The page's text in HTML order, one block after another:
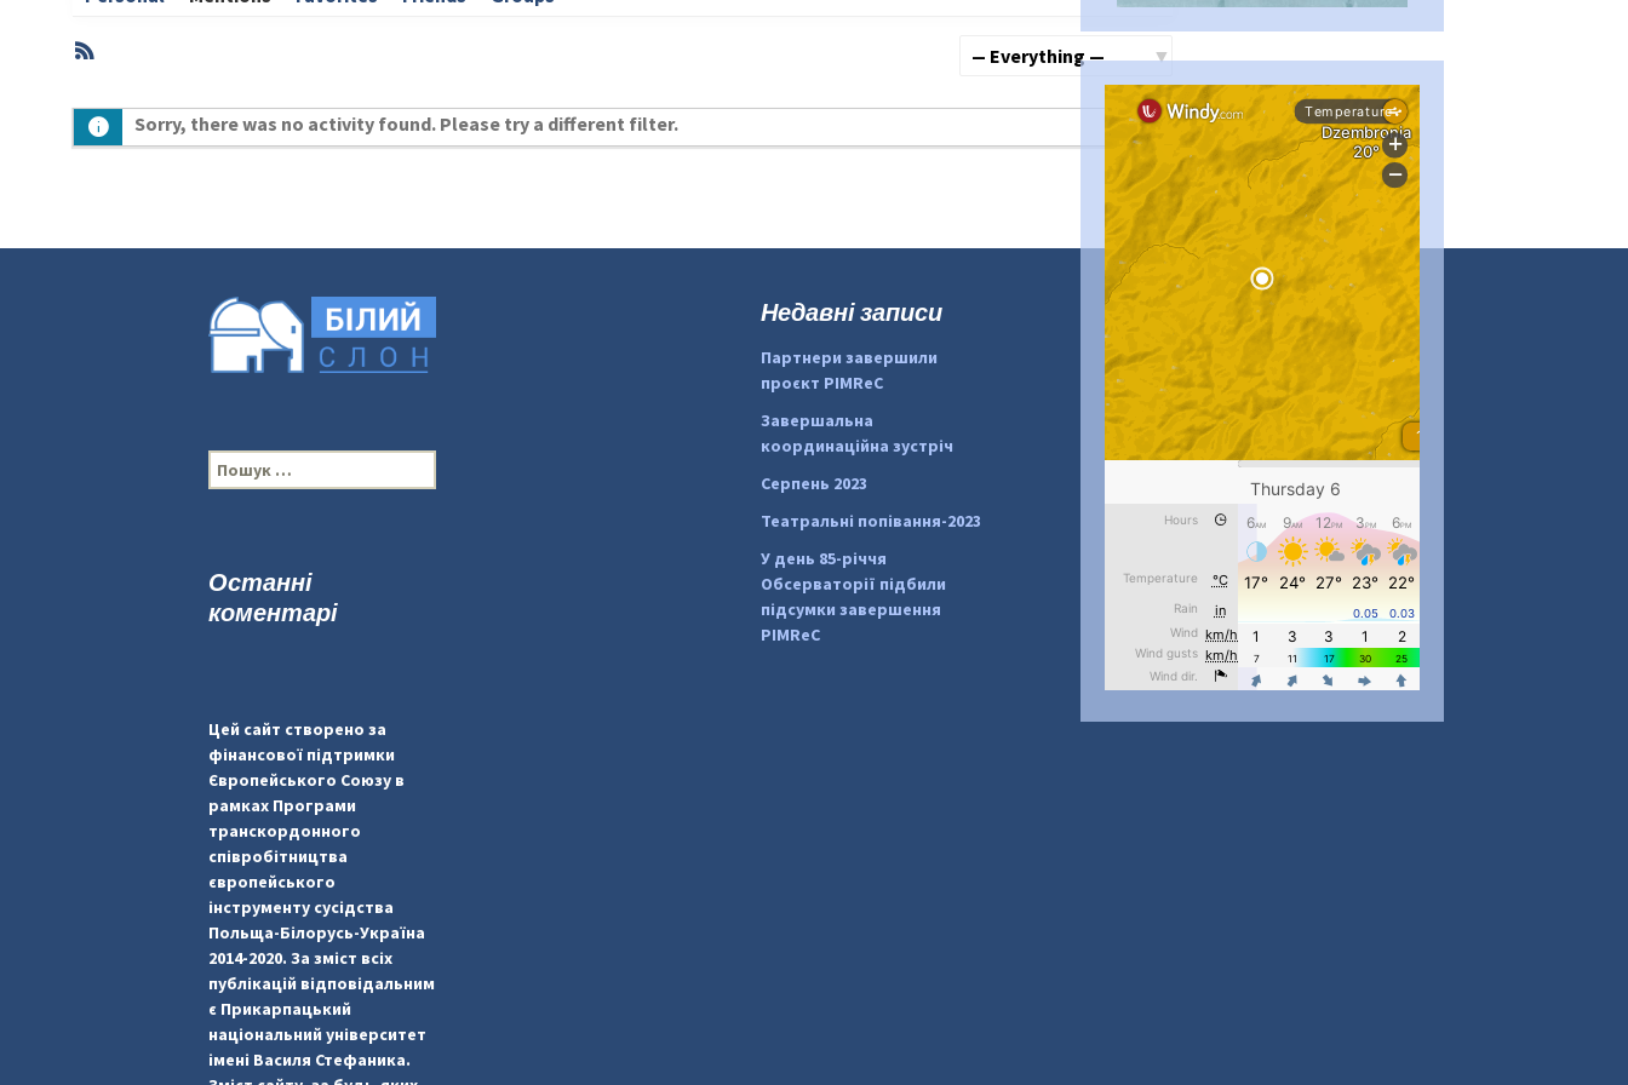
Activities
RSS
Sorry, there was no activity found. Please try a different filter.
#PipIvanToday
#PipIvanWeather
...
pimrec_project
#PipIvanToday #PipIvanWeather
...
pimrec_project
П
о
:
Недавні записи
Партнери завершили
проєкт PIMReC
Завершальна
координаційна зустріч
Серпень 2023
Театральні попівання-2023
У день 85-річчя
Обсерваторії підбили
підсумки завершення
PIMReC
Останні
коментарі
Цей сайт створено за
фінансової підтримки
Європейського Союзу в
рамках Програми
транскордонного
співробітництва
європейського
інструменту сусідства
Польща-Білорусь-Україна
2014-2020. За зміст всіх
публікацій відповідальним
є Прикарпацький
національний університет
імені Василя Стефаника.